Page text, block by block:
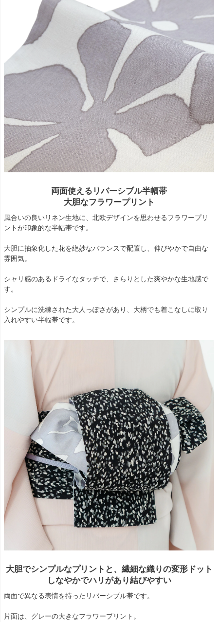
両面使えるリバーシブル半幅帯
大胆なフラワープリント
風合いの良いリネン生地に、北欧デザインを思わせるフラワープリ
ントが印象的な半幅帯です。
大胆に抽象化した花を絶妙なバランスで配置し、伸びやかで自由な
雰囲気。
シャリ感のあるドライなタッチで、さらりとした爽やかな生地感で
す。
シンプルに洗練された大人っぽさがあり、大柄でも着こなしに取り
入れやすい半幅帯です。
大胆でシンプルなプリントと、繊細な織りの変形ドット
しなやかでハリがあり結びやすい
両面で異なる表情を持ったリバーシブル帯です。
片面は、グレーの大きなフラワープリント。